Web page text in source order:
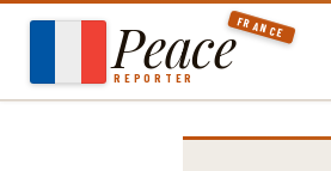
Aller
contenu
Peace
REPORTER
FRANCE